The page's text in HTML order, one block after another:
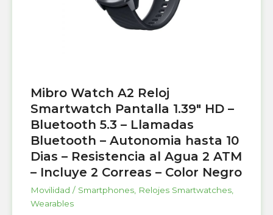
Mibro Watch A2 Reloj
Smartwatch Pantalla 1.39″ HD –
Bluetooth 5.3 – Llamadas
Bluetooth – Autonomia hasta 10
Dias – Resistencia al Agua 2 ATM
– Incluye 2 Correas – Color Negro
Movilidad / Smartphones, Relojes Smartwatches,
Wearables